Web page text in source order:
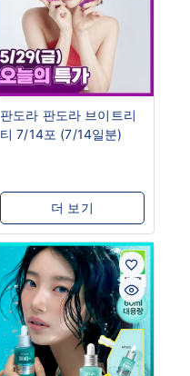
판도라 판도라 브이트리
티 7/14포 (7/14일분)
더 보기